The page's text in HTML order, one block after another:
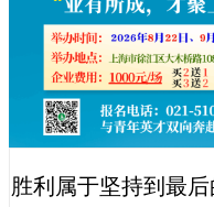
胜利属于坚持到最